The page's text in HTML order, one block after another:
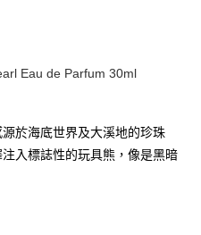
送達
Eau de Parfum 30ml
於海底世界及大溪地的珍珠
入標誌性的玩具熊，像是黑暗